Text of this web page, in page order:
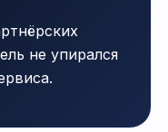
не упирался